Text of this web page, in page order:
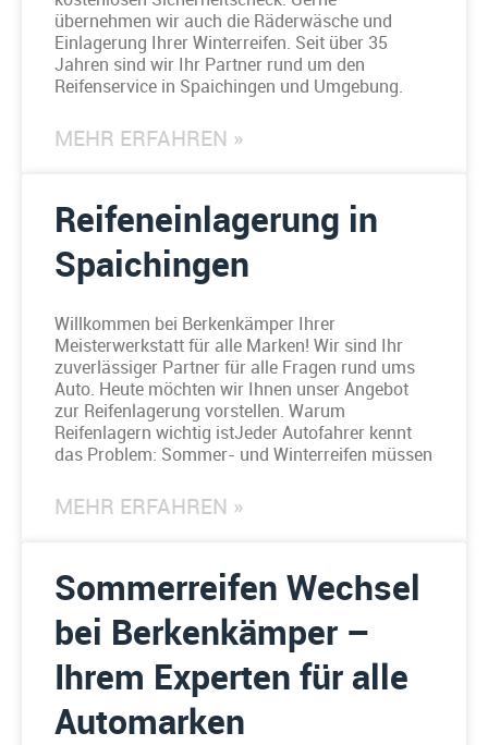
übernehmen wir auch die Räderwäsche und
Einlagerung Ihrer Winterreifen. Seit über 35
Jahren sind wir Ihr Partner rund um den
Reifenservice in Spaichingen und Umgebung.
MEHR ERFAHREN »
Reifeneinlagerung in
Spaichingen
Willkommen bei Berkenkämper Ihrer
Meisterwerkstatt für alle Marken! Wir sind Ihr
zuverlässiger Partner für alle Fragen rund ums
Auto. Heute möchten wir Ihnen unser Angebot
zur Reifenlagerung vorstellen. Warum
Reifenlagern wichtig istJeder Autofahrer kennt
das Problem: Sommer- und Winterreifen müssen
MEHR ERFAHREN »
Sommerreifen Wechsel
bei Berkenkämper –
Ihrem Experten für alle
Automarken